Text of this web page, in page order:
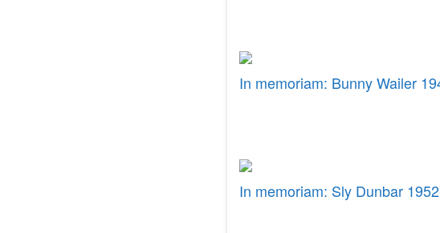
In memoriam: Bunny Wailer
In memoriam: Sly Dunbar